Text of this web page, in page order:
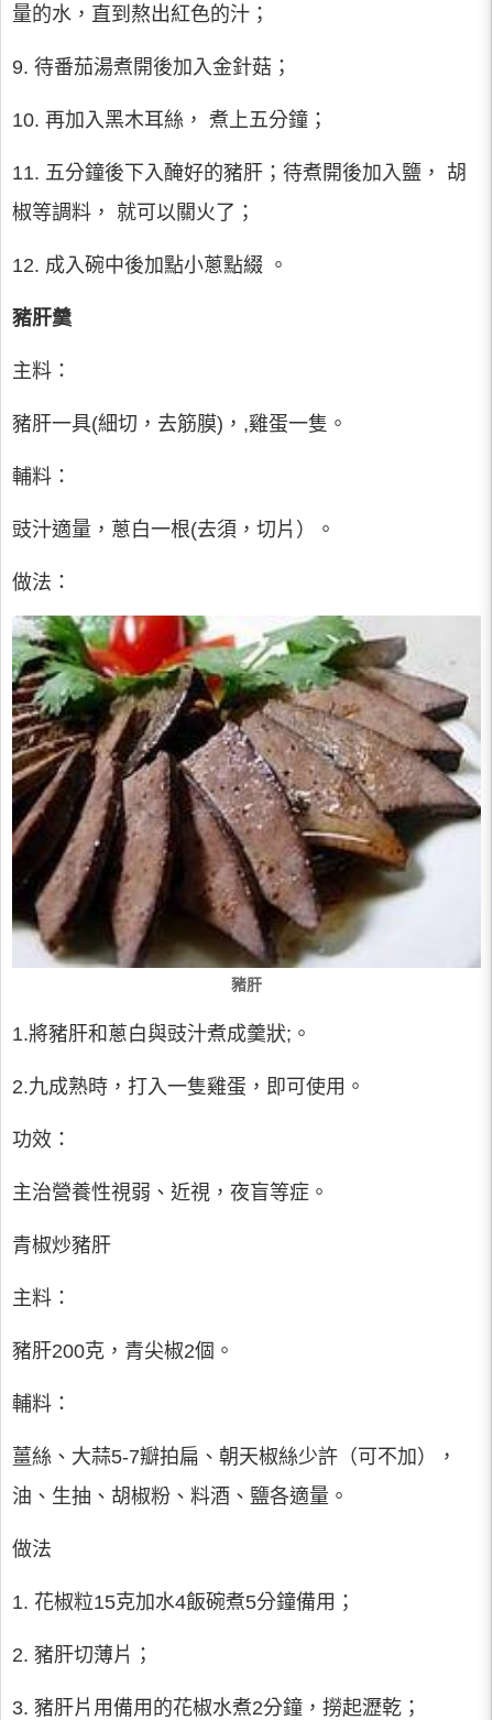
量的水，直到熬出紅色的汁；
9. 待番茄湯煮開後加入金針菇；
10. 再加入黑木耳絲， 煮上五分鐘；
11. 五分鐘後下入醃好的豬肝；待煮開後加入鹽， 胡
椒等調料， 就可以關火了；
12. 成入碗中後加點小蔥點綴 。
豬肝羹
主料：
豬肝一具(細切，去筋膜)，,雞蛋一隻。
輔料：
豉汁適量，蔥白一根(去須，切片）。
做法：
豬肝
1.將豬肝和蔥白與豉汁煮成羹狀;。
2.九成熟時，打入一隻雞蛋，即可使用。
功效：
主治營養性視弱、近視，夜盲等症。
青椒炒豬肝
主料：
豬肝200克，青尖椒2個。
輔料：
薑絲、大蒜5-7瓣拍扁、朝天椒絲少許（可不加），
油、生抽、胡椒粉、料酒、鹽各適量。
做法
1. 花椒粒15克加水4飯碗煮5分鐘備用；
2. 豬肝切薄片；
3. 豬肝片用備用的花椒水煮2分鐘，撈起瀝乾；